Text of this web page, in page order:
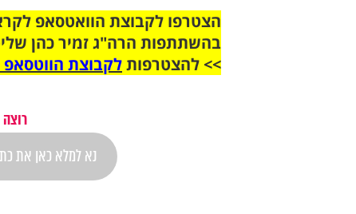
בהשתתפות הרה"ג זמיר כהן
>> להצטרפותלקבוצת הווטסאפ